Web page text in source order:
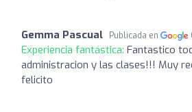
Gemma Pascual Publicada en
Experiencia fantástica: Fantastico
administracion y las clases!!! Muy
felicito